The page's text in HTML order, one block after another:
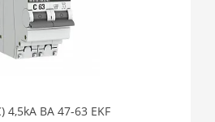
4,5kA ВА 47-63 EKF